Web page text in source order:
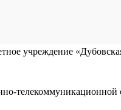
учреждение
телекоммуникационной